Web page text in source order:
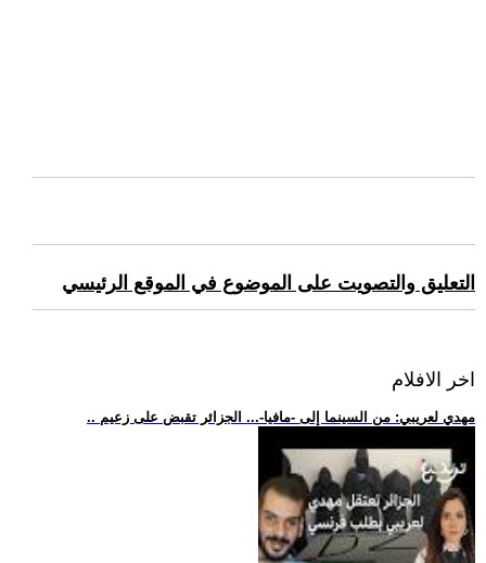
التعليق والتصويت على الموضوع في الموقع الرئيسي
اخر الافلام
.. مهدي لعريبي: من السينما إلى -مافيا-... الجزائر تقبض على زعيم